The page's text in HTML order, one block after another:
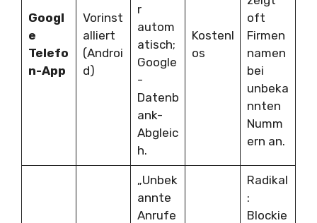
Googl
e
Telefo
n-App
Vorinst
alliert
(Androi
d)
r
autom
atisch;
Google
-
Datenb
ank-
Abgleic
h.
Kostenl
os
oft
Firmen
namen
bei
unbeka
nnten
Numm
ern an.
„Unbek
annte
Anrufe
Radikal
:
Blockie